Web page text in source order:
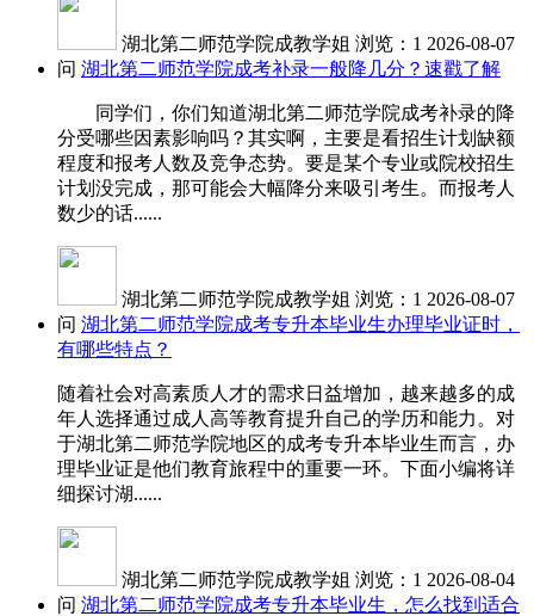
湖北第二师范学院成教学姐 浏览：1 2026-08-07
问 湖北第二师范学院成考补录一般降几分？速戳了解
同学们，你们知道湖北第二师范学院成考补录的降
分受哪些因素影响吗？其实啊，主要是看招生计划缺额
程度和报考人数及竞争态势。要是某个专业或院校招生
计划没完成，那可能会大幅降分来吸引考生。而报考人
数少的话......
湖北第二师范学院成教学姐 浏览：1 2026-08-07
问 湖北第二师范学院成考专升本毕业生办理毕业证时，
有哪些特点？
随着社会对高素质人才的需求日益增加，越来越多的成
年人选择通过成人高等教育提升自己的学历和能力。对
于湖北第二师范学院地区的成考专升本毕业生而言，办
理毕业证是他们教育旅程中的重要一环。下面小编将详
细探讨湖......
湖北第二师范学院成教学姐 浏览：1 2026-08-04
问 湖北第二师范学院成考专升本毕业生，怎么找到适合